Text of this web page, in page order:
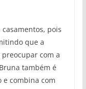
pois
que a
com a
também é
e combina com